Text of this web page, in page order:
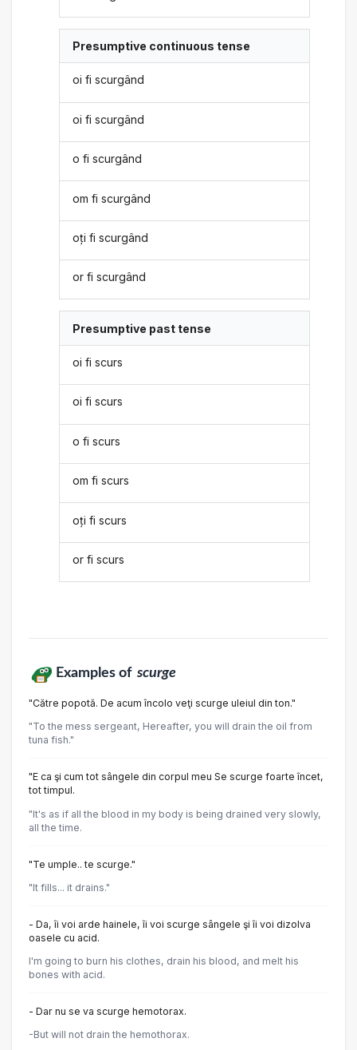
Presumptive continuous tense
oi fi scurgând
oi fi scurgând
o fi scurgând
om fi scurgând
oți fi scurgând
or fi scurgând
Presumptive past tense
oi fi scurs
oi fi scurs
o fi scurs
om fi scurs
oți fi scurs
or fi scurs
Examples of scurge
"Către popotă. De acum încolo veţi scurge uleiul din ton."
"To the mess sergeant, Hereafter, you will drain the oil from
tuna fish."
"E ca şi cum tot sângele din corpul meu Se scurge foarte încet,
tot timpul.
"It's as if all the blood in my body is being drained very slowly,
all the time.
"Te umple.. te scurge."
"It fills... it drains."
- Da, îi voi arde hainele, îi voi scurge sângele şi îi voi dizolva
oasele cu acid.
I'm going to burn his clothes, drain his blood, and melt his
bones with acid.
- Dar nu se va scurge hemotorax.
-But will not drain the hemothorax.